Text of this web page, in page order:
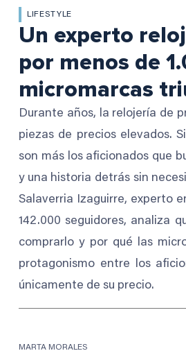
LIFESTYLE
Un experto
por menos de
micromarcas
Durante años, la relojería de
piezas de precios elevados.
son más los aficionados que
y una historia detrás sin
Salaverria Izaguirre, experto
142.000 seguidores, analiza
comprarlo y por qué las
protagonismo entre los
únicamente de su precio.
MARTA MORALES